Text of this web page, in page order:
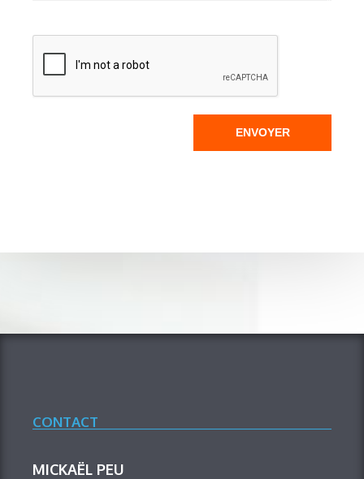
ENVOYER
CONTACT
MICKAËL PEU